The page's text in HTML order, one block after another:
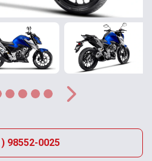
Próximo
98552-0025